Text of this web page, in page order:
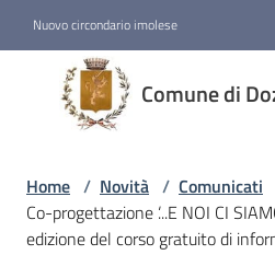
Nuovo circondario imolese
Comune di
Comune
di
Dozza
Amministrazione
Home / Novità / Comunicati
Co-progettazione ‘...E NOI CI
edizione del corso gratuito di